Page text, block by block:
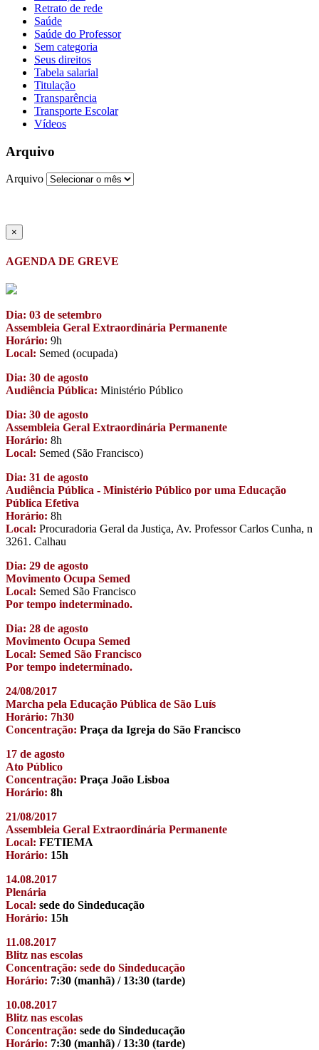
Retrato de rede
Saúde
Saúde do Professor
Sem categoria
Seus direitos
Tabela salarial
Titulação
Transparência
Transporte Escolar
Vídeos
Arquivo
Arquivo
×
AGENDA DE GREVE
Dia: 03 de setembro
Assembleia Geral Extraordinária Permanente
Horário: 9h
Local: Semed (ocupada)
Dia: 30 de agosto
Audiência Pública: Ministério Público
Dia: 30 de agosto
Assembleia Geral Extraordinária Permanente
Horário: 8h
Local: Semed (São Francisco)
Dia: 31 de agosto
Audiência Pública - Ministério Público por uma Educação
Pública Efetiva
Horário: 8h
Local: Procuradoria Geral da Justiça, Av. Professor Carlos Cunha, n
3261. Calhau
Dia: 29 de agosto
Movimento Ocupa Semed
Local: Semed São Francisco
Por tempo indeterminado.
Dia: 28 de agosto
Movimento Ocupa Semed
Local: Semed São Francisco
Por tempo indeterminado.
24/08/2017
Marcha pela Educação Pública de São Luís
Horário: 7h30
Concentração: Praça da Igreja do São Francisco
17 de agosto
Ato Público
Concentração: Praça João Lisboa
Horário: 8h
21/08/2017
Assembleia Geral Extraordinária Permanente
Local: FETIEMA
Horário: 15h
14.08.2017
Plenária
Local: sede do Sindeducação
Horário: 15h
11.08.2017
Blitz nas escolas
Concentração: sede do Sindeducação
Horário: 7:30 (manhã) / 13:30 (tarde)
10.08.2017
Blitz nas escolas
Concentração: sede do Sindeducação
Horário: 7:30 (manhã) / 13:30 (tarde)